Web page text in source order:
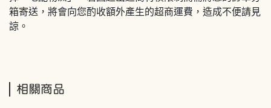
箱寄送，將會向您酌收額外產生的超商運費，造成不便請見
諒。
相關商品